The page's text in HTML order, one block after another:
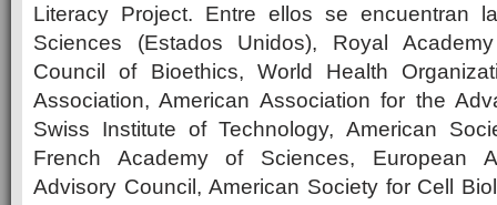
Literacy Project. Entre ellos se encuentran
Sciences (Estados Unidos), Royal
Council of Bioethics, World Health
Association, American Association for the
Swiss Institute of Technology, American
French Academy of Sciences, European
Advisory Council, American Society for Cell